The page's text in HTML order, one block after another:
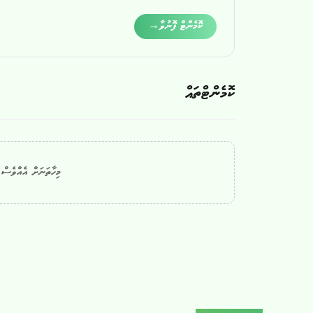
ކޮމެންޓް ފޮނުވާ→
ކޮމެންޓްތައް
މިހާތަނަށް އެއްވެސް